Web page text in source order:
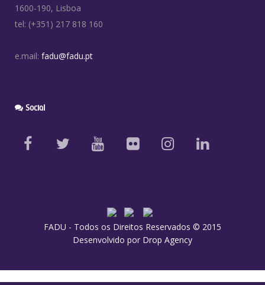
1600-190, Lisboa
tel: (+351) 217 818 160
e.mail: fadu@fadu.pt
Social
FADU - Todos os Direitos Reservados © 2015
Desenvolvido por Drop Agency